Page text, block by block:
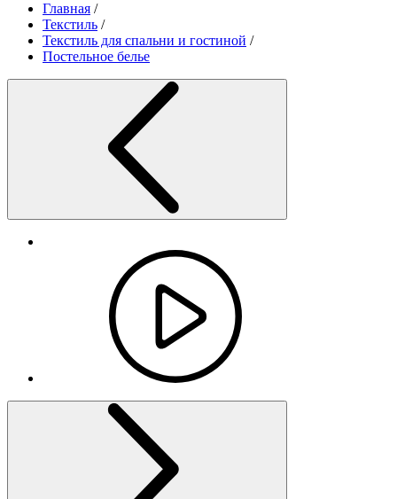
Главная /
Текстиль /
Текстиль для спальни и гостиной /
Постельное белье